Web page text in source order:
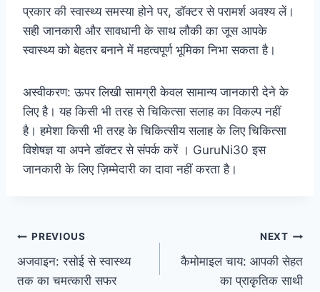
प्रकार की स्वास्थ्य समस्या होने पर, डॉक्टर से परामर्श अवश्य लें।
सही जानकारी और सावधानी के साथ लौकी का जूस आपके
स्वास्थ्य को बेहतर बनाने में महत्वपूर्ण भूमिका निभा सकता है।
अस्वीकरण: ऊपर लिखी सामग्री केवल सामान्य जानकारी देने के
लिए है। यह किसी भी तरह से चिकित्सा सलाह का विकल्प नहीं
है। हमेशा किसी भी तरह के चिकित्सीय सलाह के लिए चिकित्सा
विशेषज्ञ या अपने डॉक्टर से संपर्क करें । GuruNi30 इस
जानकारी के लिए ज़िम्मेदारी का दावा नहीं करता है।
PREVIOUS
अजवाइन: रसोई से स्वास्थ्य
तक का चमत्कारी सफर
NEXT
कैमोमाइल चाय: आपकी सेहत
का प्राकृतिक साथी